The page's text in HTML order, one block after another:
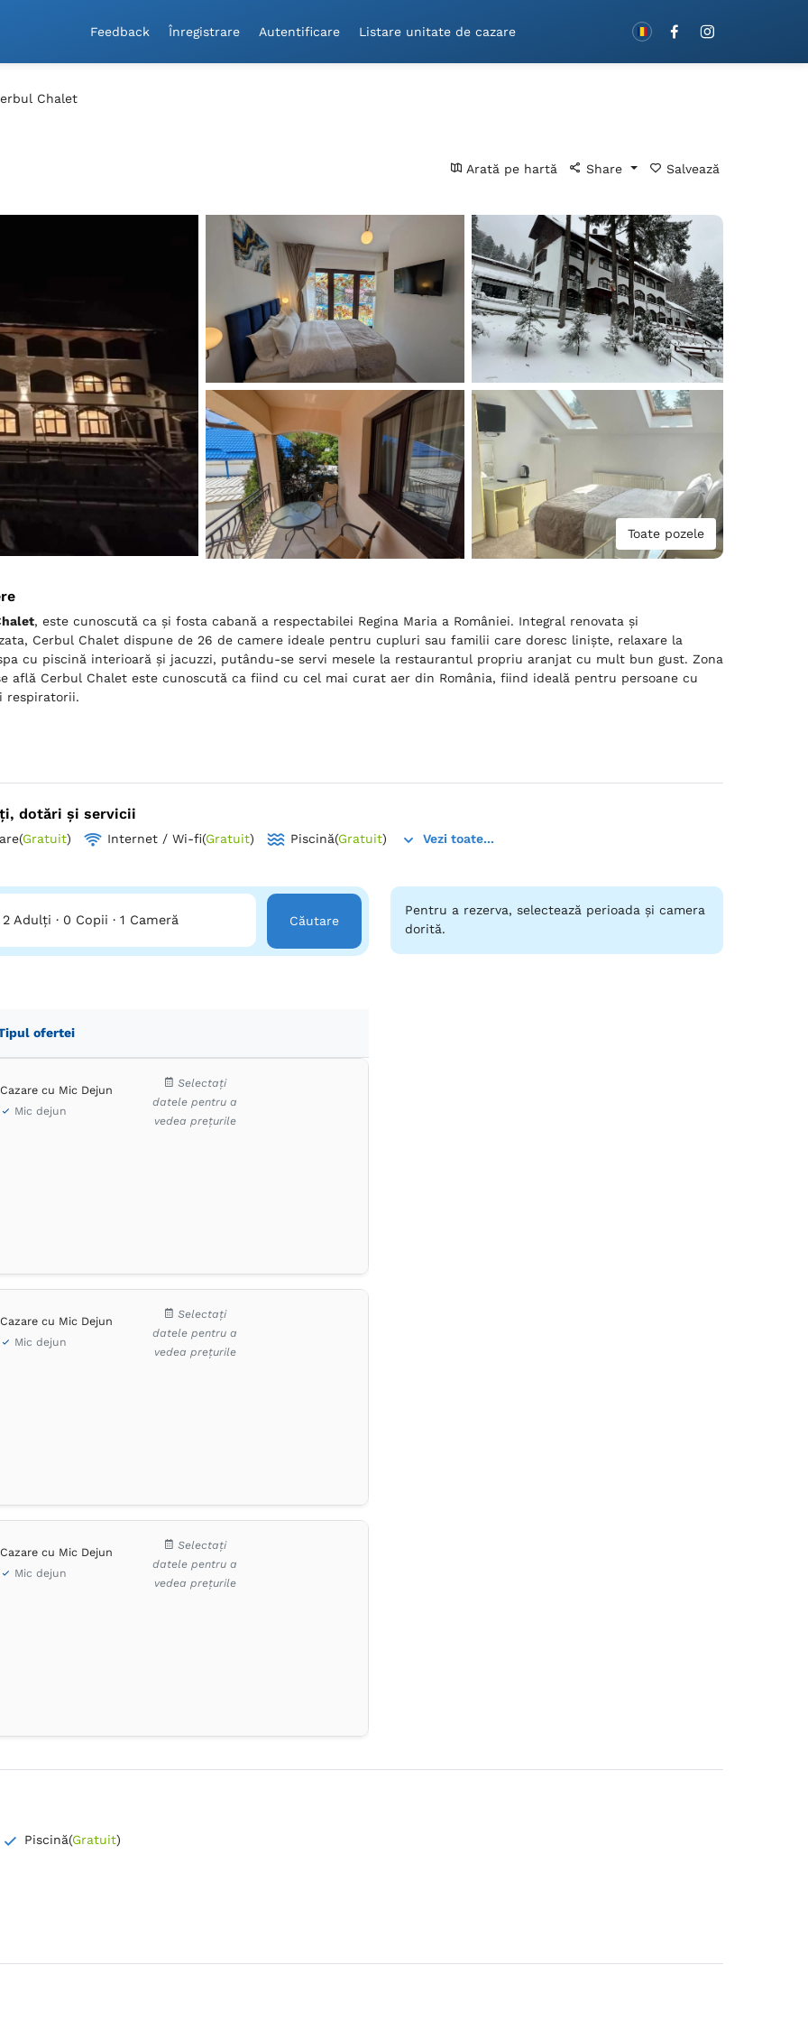
Feedback
Înregistrare Autentificare Listare unitate de cazare
Chalet
Arată pe hartă Share Salvează
Toate pozele
, este cunoscută ca și fosta cabană a respectabilei Regina Maria a României. Integral renovata și
Cerbul Chalet dispune de 26 de camere ideale pentru cupluri sau familii care doresc liniște, relaxare la
cu piscină interioară și jacuzzi, putându-se servi mesele la restaurantul propriu aranjat cu mult bun gust. Zona
află Cerbul Chalet este cunoscută ca fiind cu cel mai curat aer din România, fiind ideală pentru persoane cu
respiratorii.
dotări și servicii
(Gratuit) Internet / Wi-fi(Gratuit) Piscină(Gratuit) Vezi toate...
2 Adulți· 0 Copii ·1 Cameră Căutare
ofertei
Cazare cu Mic Dejun
Mic dejun
Selectați
datele pentru a
vedea prețurile
Cazare cu Mic Dejun
Mic dejun
Selectați
datele pentru a
vedea prețurile
Cazare cu Mic Dejun
Mic dejun
Selectați
datele pentru a
vedea prețurile
Pentru a rezerva, selectează perioada și camera
dorită.
Piscină(Gratuit)